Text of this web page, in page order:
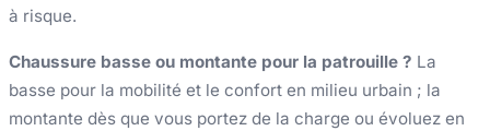
à risque.
Chaussure basse ou montante pour la patrouille ? La
basse pour la mobilité et le confort en milieu urbain ; la
montante dès que vous portez de la charge ou évoluez en